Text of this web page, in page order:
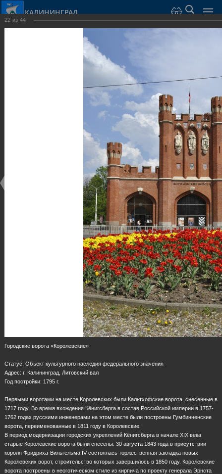
КАЛИНИНГРАД
Фотогалерея
Оборонительные сооружения и городские ворота
Оборонительные сооружения и городские ворота
Оборонительные сооружения и городские ворота
22 из 44
Городские ворота «Королевские»
Статус: Объект культурного наследия федерального значения
Адрес: г. Калининград, Литовский вал
Год постройки: 1795 г.
Первыми воротами на месте Королевских были Кальтхофские ворота, снесенные в
1717 году. Во время вхождения Кёнигсберга в состав Российской империи в 1757-
1762 годах русскими инженерами на этом месте были построены Гумбинненские
ворота, переименованные в 1811 году в Королевские.
В период модернизации городских укреплений Кёнигсберга в начале XIX века
старые Королевские ворота были снесены. 30 августа 1843 года в присутствии
короля Фридриха-Вильгельма IV состоялась торжественная закладка новых
Королевских ворот, строительство которых завершилось в 1850 году. Королевские
ворота построены в неоготическом стиле из кирпича по проекту генерала Эрнста